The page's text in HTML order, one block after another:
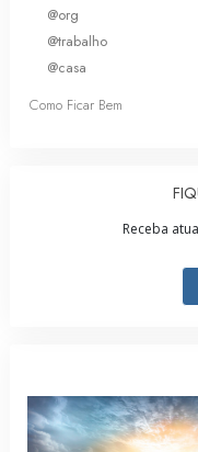
@org
@trabalho
@casa
Como Ficar Bem
Receba